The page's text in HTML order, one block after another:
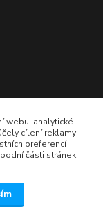
webu, analytické
cílení reklamy
preferencí
části stránek.